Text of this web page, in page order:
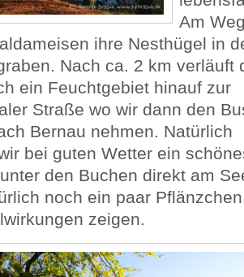
Am
ihre Nesthügel in
Nach ca. 2 km verläuft
ein Feuchtgebiet hinauf zur
Straße wo wir dann den
Bernau nehmen. Natürlich
bei guten Wetter ein
den Buchen direkt am
noch ein paar
zeigen.